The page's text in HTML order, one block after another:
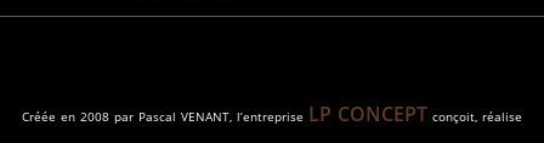
Créée en 2008 par Pascal VENANT, l’entreprise LP CONCEPT conçoit, réalise